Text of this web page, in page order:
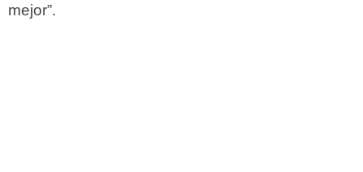
mejor”.